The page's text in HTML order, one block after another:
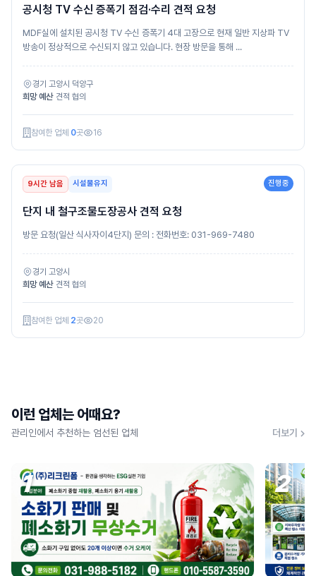
공시청 TV 수신 증폭기 점검·수리 견적 요청
MDF실에 설치된 공시청 TV 수신 증폭기 4대 고장으로 현재 일반 지상파 TV
방송이 정상적으로 수신되지 않고 있습니다. 현장 방문을 통해 ...
경기 고양시 덕양구
희망 예산 견적 협의
참여한 업체 0곳 16
9시간 남음 시설물유지 진행중
단지 내 철구조물도장공사 견적 요청
방문 요청(일산 식사자이4단지) 문의 : 전화번호: 031-969-7480
경기 고양시
희망 예산 견적 협의
참여한 업체 2곳 20
이런 업체는 어때요?
관리인에서 추천하는 엄선된 업체 더보기
1 2